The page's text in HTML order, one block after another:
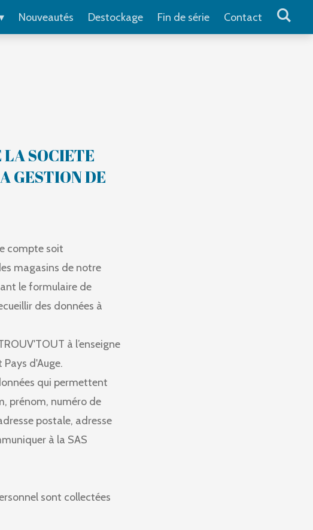
Nouveautés Destockage Fin de série Contact
SOCIETE
GESTION DE
compte soit
magasins de notre
le formulaire de
des données à
à l’enseigne
d'Auge.
qui permettent
prénom, numéro de
postale, adresse
à la SAS
sont collectées